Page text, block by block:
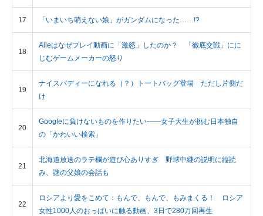
17 「いまいち萌えない娘」がガンダムになった……!?
18
Aileはなぜプレイ動画に「激怒」したのか？ 「徹底交戦」にに
じむゲームメーカーの怒り
19
ナイスバディーになれる（？）トートバッグ登場 ただし片側だ
け
20
Googleに負けないものを作りたい――女子大生が挑む日本独自
の「かわいい検索」
21
北海道放送のラテ欄が遊び心ありすぎ 野球中継の説明に縦読
み、謎の父娘の会話も
22
ロシアより愛をこめて：もんで、もんで、もみまくる！ ロシア
女性1000人のおっぱいに触る動画、3日で280万回再生